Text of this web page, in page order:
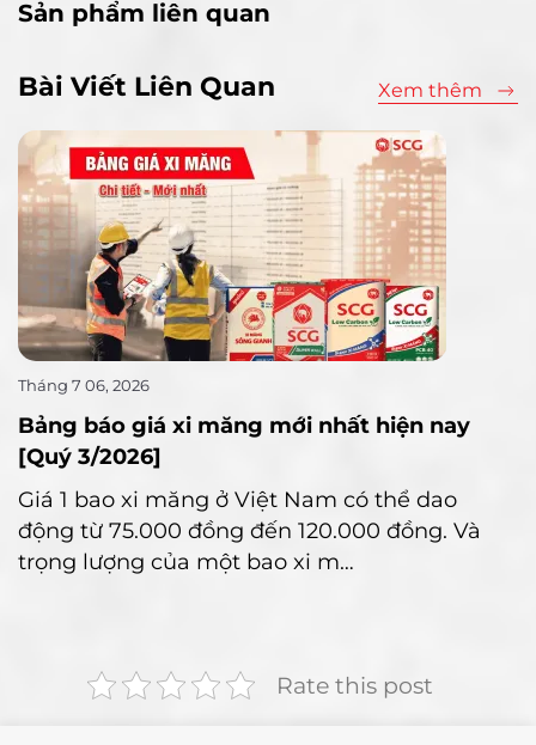
Sản phẩm liên quan
Bài Viết Liên Quan Xem thêm
Tháng 7 06, 2026
Bảng báo giá xi măng mới nhất hiện nay
[Quý 3/2026]
Giá 1 bao xi măng ở Việt Nam có thể dao
động từ 75.000 đồng đến 120.000 đồng. Và
trọng lượng của một bao xi m…
Rate this post